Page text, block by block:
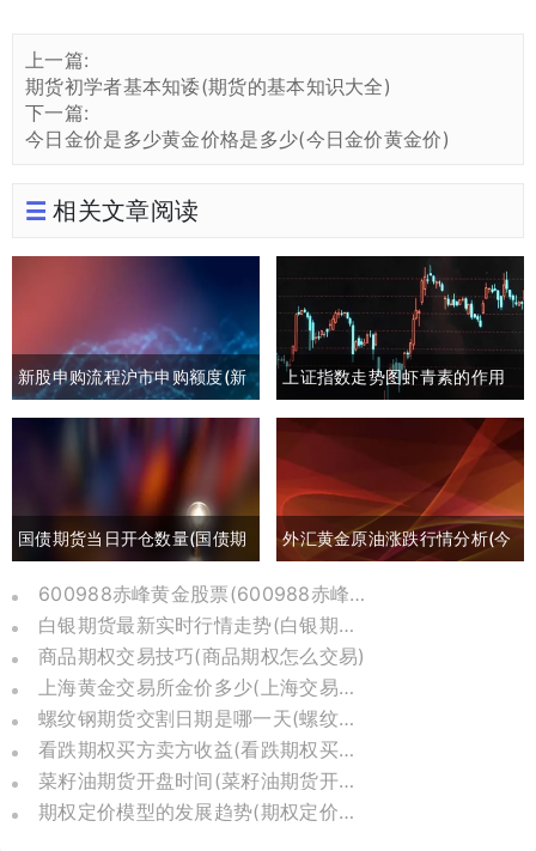
上一篇:
期货初学者基本知诿(期货的基本知识大全)
下一篇:
今日金价是多少黄金价格是多少(今日金价黄金价)
相关文章阅读
新股申购流程沪市申购额度(新
股申购流程沪市申购额度怎么
上证指数走势图虾青素的作用
(上证指数黄白线分析)
国债期货当日开仓数量(国债期
货买入开仓)
外汇黄金原油涨跌行情分析(今
日外汇黄金原油分析)
600988赤峰黄金股票(600988赤峰黄金股票历史价格)
白银期货最新实时行情走势(白银期货行情实时行情)
商品期权交易技巧(商品期权怎么交易)
上海黄金交易所金价多少(上海交易所黄金价格今日金价)
螺纹钢期货交割日期是哪一天(螺纹钢期货交易时间)
看跌期权买方卖方收益(看跌期权买方收益有限还是无限)
菜籽油期货开盘时间(菜籽油期货开盘时间表)
期权定价模型的发展趋势(期权定价模型的发展趋势分析)